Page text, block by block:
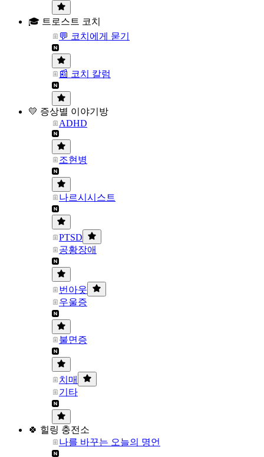
🎓 트로스트 코치
💬 코치에게 묻기
📰 코치 칼럼
💛 증상별 이야기방
ADHD
조현병
나르시시스트
PTSD
공황장애
번아웃
우울증
불면증
치매
기타
🍀 힐링 충전소
나를 바꾸는 오늘의 명언